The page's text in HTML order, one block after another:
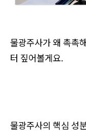
물광주사가 왜 촉촉
터 짚어볼게요.
물광주사의 핵심 성